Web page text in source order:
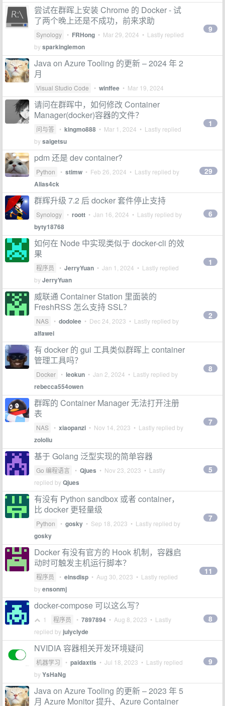
尝试在群晖上安装 Chrome 的 Docker - 试
了两个晚上还是不成功，前来求助
Synology • FRHong • Mar 29, 2024 • Lastly replied
bysparkinglemon
9
Java on Azure Tooling 的更新 – 2024 年 2
月
Visual Studio Code • winffee • Mar 19, 2024
请问在群晖中，如何修改 Container
Manager(docker)容器的文件？
问与答 • kingmo888 • Mar 1, 2024 • Lastly replied
bysaigetsu
1
pdm 还是 dev container?
Python • stimw • Feb 26, 2024 • Lastly replied by
Alias4ck
29
群辉升级 7.2 后 docker 套件停止支持
Synology • roott • Jan 16, 2024 • Lastly replied by
byty18768
6
如何在 Node 中实现类似于 docker-cli 的效
果
程序员 • JerryYuan • Jan 1, 2024 • Lastly replied
byJerryYuan
1
威联通 Container Station 里面装的
FreshRSS 怎么支持 SSL？
NAS • dodolee • Dec 24, 2023 • Lastly replied by
alfawei
2
有 docker 的 gui 工具类似群晖上 container
管理工具吗？
Docker • leokun • Jan 2, 2024 • Lastly replied by
rebecca554owen
8
群晖的 Container Manager 无法打开注册
表
NAS • xiaopanzi • Nov 14, 2023 • Lastly replied by
zololiu
7
基于 Golang 泛型实现的简单容器
Go 编程语言 • Qjues • Nov 23, 2023 • Lastly
replied byQjues
5
有没有 Python sandbox 或者 container，
比 docker 更轻量级
Python • gosky • Sep 18, 2023 • Lastly replied by
gosky
7
Docker 有没有官方的 Hook 机制，容器启
动时可触发主机运行脚本？
程序员 • einsdisp • Aug 30, 2023 • Lastly replied
byensonmj
11
docker-compose 可以这么写？
1 程序员 • 7897894 • Aug 8, 2023 • Lastly
replied by julyclyde
8
NVIDIA 容器相关开发环境疑问
机器学习 • paidaxtis • Jul 18, 2023 • Lastly replied
byYsHaNg
9
Java on Azure Tooling 的更新 – 2023 年 5
月 Azure Monitor 提升、Azure Container